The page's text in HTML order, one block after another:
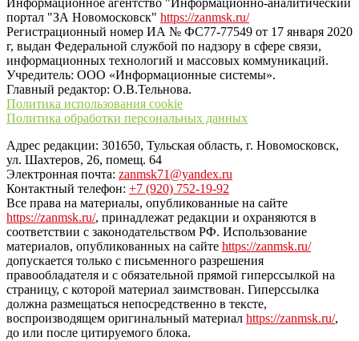
Информационное агентство "Информационно-аналитический
портал "ЗА Новомосковск" https://zanmsk.ru/
Регистрационный номер ИА № ФС77-77549 от 17 января 2020
г, выдан Федеральной службой по надзору в сфере связи,
информационных технологий и массовых коммуникаций.
Учредитель: ООО «Информационные системы».
Главный редактор: О.В.Тельнова.
Политика использования cookie
Политика обработки персональных данных
Адрес редакции: 301650, Тульская область, г. Новомосковск,
ул. Шахтеров, 26, помещ. 64
Электронная почта: zanmsk71@yandex.ru
Контактный телефон: +7 (920) 752-19-92
Все права на материалы, опубликованные на сайте
https://zanmsk.ru/, принадлежат редакции и охраняются в
соответствии с законодательством РФ. Использование
материалов, опубликованных на сайте https://zanmsk.ru/
допускается только с письменного разрешения
правообладателя и с обязательной прямой гиперссылкой на
страницу, с которой материал заимствован. Гиперссылка
должна размещаться непосредственно в тексте,
воспроизводящем оригинальный материал https://zanmsk.ru/,
до или после цитируемого блока.